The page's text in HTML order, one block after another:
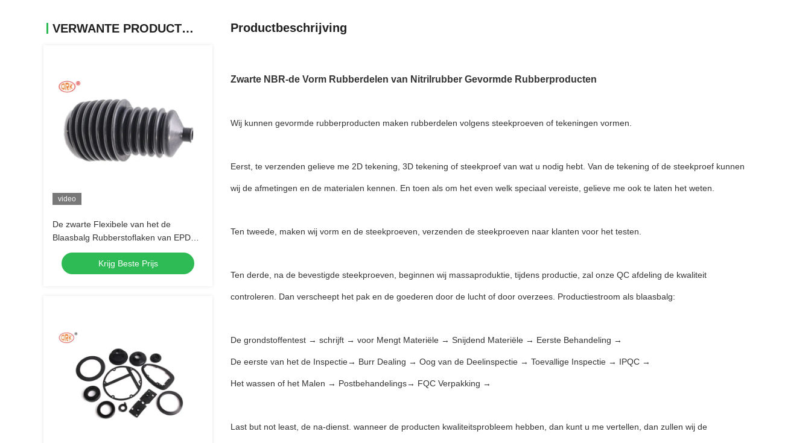
VERWANTE PRODUCTEN
video
De zwarte Flexibele van het de
Blaasbalg Rubberstoflaken van EPDM
Rubber Rubberverbindingen
Krijg Beste Prijs
Productbeschrijving
Zwarte NBR-de Vorm Rubberdelen van Nitrilrubber Gevormde Rubberproducten
Wij kunnen gevormde rubberproducten maken rubberdelen volgens steekproeven of tekeningen vormen.
Eerst, te verzenden gelieve me 2D tekening, 3D tekening of steekproef van wat u nodig hebt. Van de tekening of de steekproef kunnen
wij de afmetingen en de materialen kennen. En toen als om het even welk speciaal vereiste, gelieve me ook te laten het weten.
Ten tweede, maken wij vorm en de steekproeven, verzenden de steekproeven naar klanten voor het testen.
Ten derde, na de bevestigde steekproeven, beginnen wij massaproduktie, tijdens productie, zal onze QC afdeling de kwaliteit
controleren. Dan verscheept het pak en de goederen door de lucht of door overzees. Productiestroom als blaasbalg:
De grondstoffentest → schrijft → voor Mengt Materiële → Snijdend Materiële → Eerste Behandeling →
De eerste van het de Inspectie→ Burr Dealing → Oog van de Deelinspectie → Toevallige Inspectie → IPQC →
Het wassen of het Malen → Postbehandelings→ FQC Verpakking →
Last but not least, de na-dienst. wanneer de producten kwaliteitsprobleem hebben, dan kunt u me vertellen, dan zullen wij de